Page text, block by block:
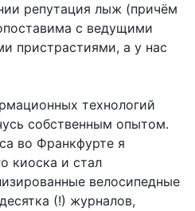
репутация лыж (причём
с ведущими
пристрастиями, а у нас
технологий
собственным опытом.
во Франкфурте я
киоска и стал
велосипедные
(!) журналов,